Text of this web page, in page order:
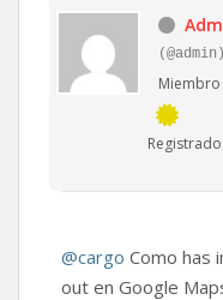
(@admin)
Miembro
@cargo Como has
out en Google